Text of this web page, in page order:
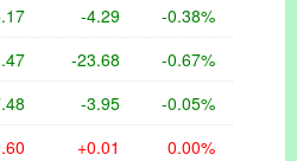
-4.29 -0.38%
-23.68 -0.67%
-3.95 -0.05%
+0.01 0.00%